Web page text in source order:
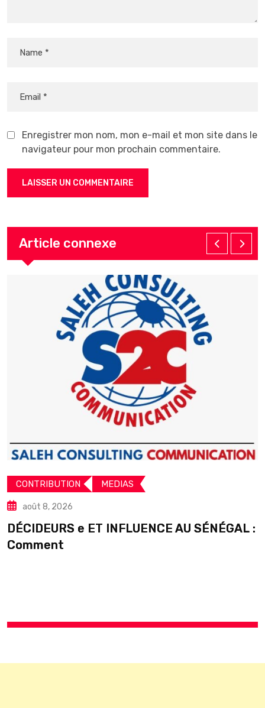
Enregistrer mon nom, mon e-mail et mon site dans le
navigateur pour mon prochain commentaire.
Article connexe
CONTRIBUTION MEDIAS
août 8, 2026
DÉCIDEURS e ET INFLUENCE AU SÉNÉGAL :
Comment